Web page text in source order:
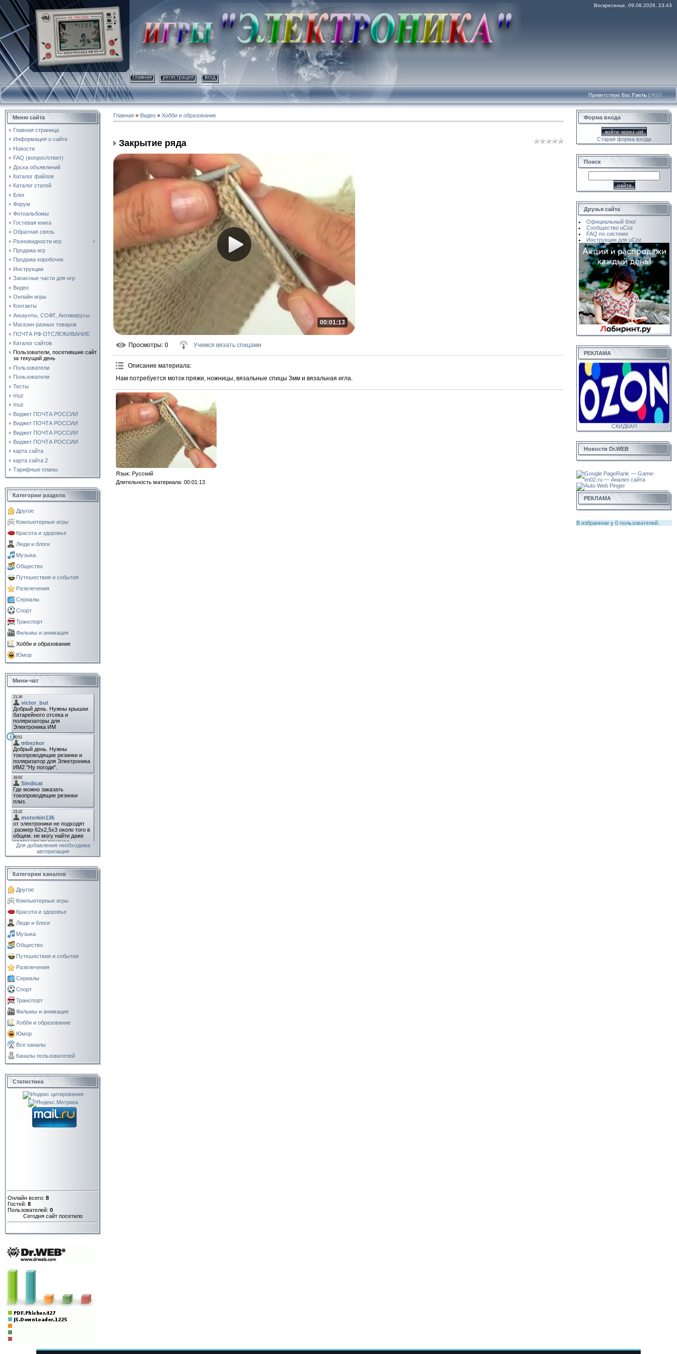
Воскресенье, 09.08.2026, 23:43
главная регистрация вход
Приветствую Вас Гость | RSS
Меню сайта
Главная страница
Информация о сайте
Новости
FAQ (вопрос/ответ)
Доска объявлений
Каталог файлов
Каталог статей
Блог
Форум
Фотоальбомы
Гостевая книга
Обратная связь
Разновидности игр
Продажа игр
Продажа коробочек
Инструкции
Запасные части для игр
Видео
Онлайн игры
Контакты
Аккаунты, СОФТ, Антивирусы
Магазин разных товаров
ПОЧТА РФ ОТСЛЕЖИВАНИЕ
Каталог сайтов
Пользователи, посетившие сайт
за текущий день
Пользователи
Пользователи
Тесты
muz
muz
Виджет ПОЧТА РОССИИ
Виджет ПОЧТА РОССИИ
Виджет ПОЧТА РОССИИ
Виджет ПОЧТА РОССИИ
карта сайта
карта сайта 2
Тарифные планы
Категории раздела
Другое
Компьютерные игры
Красота и здоровье
Люди и блоги
Музыка
Общество
Путешествия и события
Развлечения
Сериалы
Спорт
Транспорт
Фильмы и анимация
Хобби и образование
Юмор
Мини-чат
Для добавления необходима
авторизация
Категории каналов
Другое
Компьютерные игры
Красота и здоровье
Люди и блоги
Музыка
Общество
Путешествия и события
Развлечения
Сериалы
Спорт
Транспорт
Фильмы и анимация
Хобби и образование
Юмор
Все каналы
Каналы пользователей
Статистика
Онлайн всего: 8
Гостей: 8
Пользователей: 0
Сегодня сайт посетило
Главная » Видео » Хобби и образование
Закрытие ряда
00:01:13
Просмотры: 0 Учимся вязать спицами
Описание материала:
Нам потребуется моток пряжи, ножницы, вязальные спицы 3мм и вязальная игла.
Язык: Русский
Длительность материала: 00:01:13
Форма входа
войти через uid
Старая форма входа
Поиск
Друзья сайта
Официальный блог
Сообщество uCoz
FAQ по системе
Инструкции для uCoz
РЕКЛАМА
СКИДКА!!!
Новости Dr.WEB
РЕКЛАМА
В избранном у 0 пользователей.